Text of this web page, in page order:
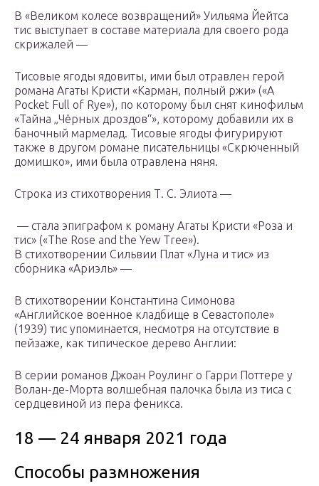
В «Великом колесе возвращений» Уильяма Йейтса
тис выступает в составе материала для своего рода
скрижалей —
Тисовые ягоды ядовиты, ими был отравлен герой
романа Агаты Кристи «Карман, полный ржи» («A
Pocket Full of Rye»), по которому был снят кинофильм
«Тайна „Чёрных дроздов“», которому добавили их в
баночный мармелад. Тисовые ягоды фигурируют
также в другом романе писательницы «Скрюченный
домишко», ими была отравлена няня.
Строка из стихотворения Т. С. Элиота —
— стала эпиграфом к роману Агаты Кристи «Роза и
тис» («The Rose and the Yew Tree»).
В стихотворении Сильвии Плат «Луна и тис» из
сборника «Ариэль» —
В стихотворении Константина Симонова
«Английское военное кладбище в Севастополе»
(1939) тис упоминается, несмотря на отсутствие в
пейзаже, как типическое дерево Англии:
В серии романов Джоан Роулинг о Гарри Поттере у
Волан-де-Морта волшебная палочка была из тиса с
сердцевиной из пера феникса.
18 — 24 января 2021 года
Способы размножения